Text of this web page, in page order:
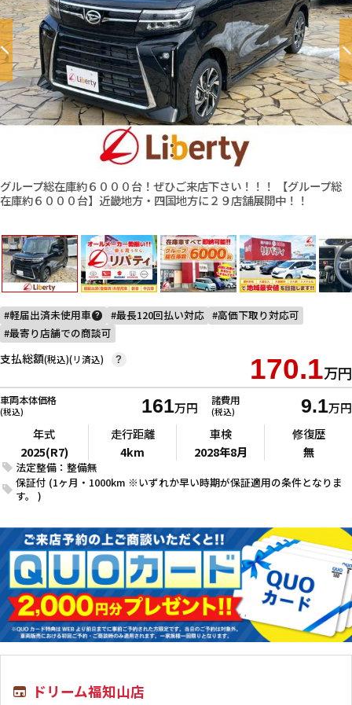
グループ総在庫約６０００台！ぜひご来店下さい！！！ 【グループ総
在庫約６０００台】近畿地方・四国地方に２９店舗展開中！！
軽届出済未使用車 ? 最長120回払い対応
高価下取り対応可
最寄り店舗での商談可
支払総額(税込)(リ済込) 170.1万円
?
車両本体価格
(税込) 161万円 諸費用
(税込) 9.1万円
法定整備：整備無
保証付 (1ヶ月・1000km ※いずれか早い時期が保証適用の条件となりま
す。 )
年式
2025(R7)
走行距離
4km
車検
2028年8月
修復歴
無
ドリーム福知山店